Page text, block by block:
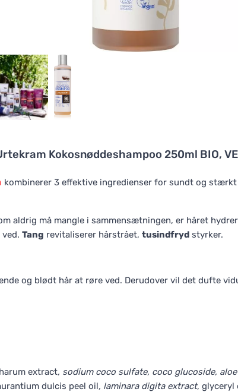
Kokosnøddeshampoo 250ml BIO,
kombinerer 3 effektive ingredienser for sundt og
aldrig må mangle i sammensætningen, er håret
Tang revitaliserer hårstrået, tusindfryd styrker.
og blødt hår at røre ved. Derudover vil det dufte
extract, sodium coco sulfate, coco glucoside,
dulcis peel oil, laminara digita extract, glyceryl